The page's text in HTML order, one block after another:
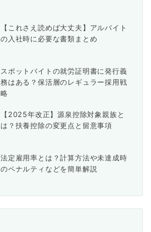
【これさえ読めば大丈夫】アルバイト
の入社時に必要な書類まとめ
スポットバイトの就労証明書に発行義
務はある？保活層のレギュラー採用戦
略
【2025年改正】源泉控除対象親族と
は？扶養控除の変更点と留意事項
法定雇用率とは？計算方法や未達成時
のペナルティなどを簡単解説